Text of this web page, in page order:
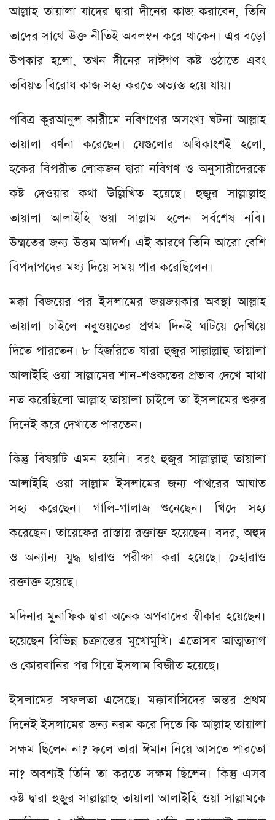
আল্লাহ তায়ালা যাদের দ্বারা দীনের কাজ করাবেন, তিনি
তাদের সাথে উক্ত নীতিই অবলম্বন করে থাকেন। এর বড়ো
উপকার হলো, তখন দীনের দাঈগণ কষ্ট ওঠাতে এবং
তবিয়ত বিরোধ কাজ সহ্য করতে অভ্যস্ত হয়ে যায়।
পবিত্র কুরআনুল কারীমে নবিগণের অসংখ্য ঘটনা আল্লাহ
তায়ালা বর্ণনা করেছেন। যেগুলোর অধিকাংশই হলো,
হকের বিপরীত লোকজন দ্বারা নবিগণ ও অনুসারীদেরকে
কষ্ট দেওয়ার কথা উল্লিখিত হয়েছে। হুজুর সাল্লাল্লাহু
তায়ালা আলাইহি ওয়া সাল্লাম হলেন সর্বশেষ নবি।
উম্মতের জন্য উত্তম আদর্শ। এই কারণে তিনি আরো বেশি
বিপদাপদের মধ্য দিয়ে সময় পার করেছিলেন।
মক্কা বিজয়ের পর ইসলামের জয়জয়কার অবস্থা আল্লাহ
তায়ালা চাইলে নবুওয়তের প্রথম দিনই ঘটিয়ে দেখিয়ে
দিতে পারতেন। ৮ হিজরিতে যারা হুজুর সাল্লাল্লাহু তায়ালা
আলাইহি ওয়া সাল্লামের শান-শওকতের প্রভাব দেখে মাথা
নত করেছিলো আল্লাহ তায়ালা চাইলে তা ইসলামের শুরুর
দিনেই করে দেখাতে পারতেন।
কিন্তু বিষয়টি এমন হয়নি। বরং হুজুর সাল্লাল্লাহু তায়ালা
আলাইহি ওয়া সাল্লাম ইসলামের জন্য পাথরের আঘাত
সহ্য করেছেন। গালি-গালাজ শুনেছেন। খিদে সহ্য
করেছেন। তায়েফের রাস্তায় রক্তাক্ত হয়েছেন। বদর, অহুদ
ও অন্যান্য যুদ্ধ দ্বারাও পরীক্ষা করা হয়েছে। চেহারাও
রক্তাক্ত হয়েছে।
মদিনার মুনাফিক দ্বারা অনেক অপবাদের স্বীকার হয়েছেন।
হয়েছেন বিভিন্ন চক্রান্তের মুখোমুখি। এতোসব আত্মত্যাগ
ও কোরবানির পর গিয়ে ইসলাম বিজীত হয়েছে।
ইসলামের সফলতা এসেছে। মক্কাবাসিদের অন্তর প্রথম
দিনেই ইসলামের জন্য নরম করে দিতে কি আল্লাহ তায়ালা
সক্ষম ছিলেন না? ফলে তারা ঈমান নিয়ে আসতে পারতো
না? অবশ্যই তিনি তা করতে সক্ষম ছিলেন। কিন্তু এসব
কষ্ট দ্বারা হুজুর সাল্লাল্লাহু তায়ালা আলাইহি ওয়া সাল্লামকে